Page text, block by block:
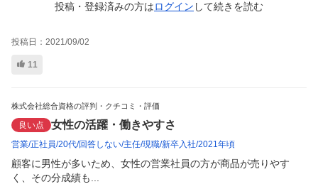
投稿・登録済みの方はログイン して続きを読む
投稿日： 2021/09/02
11
株式会社総合資格の評判・クチコミ・評価
良い点 女性の活躍・働きやすさ
営業 正社員 20代 回答しない 主任 現職 新卒入社 2021年頃
顧客に男性が多いため、女性の営業社員の方が商品が売りやす
く、その分成績も...